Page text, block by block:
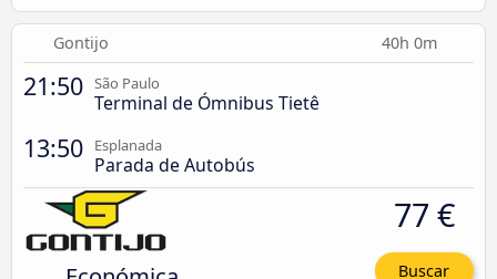
Gontijo 40h 0m
21:50 São Paulo
Terminal de Ómnibus Tietê
13:50 Esplanada
Parada de Autobús
77 €
Buscar